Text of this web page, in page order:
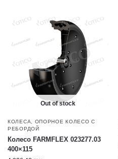
Out of stock
КОЛЕСА
ОПОРНОЕ КОЛЕСО С
РЕБОРДОЙ
Колесо FARMFLEX 023277.03
400×115